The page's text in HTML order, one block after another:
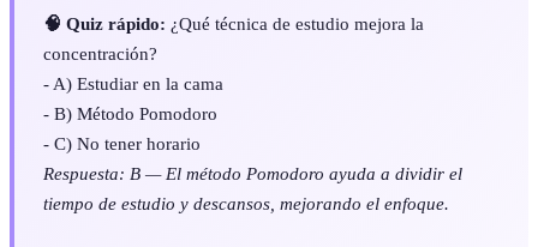
🧠 Quiz rápido: ¿Qué técnica de estudio mejora la
concentración?
- A) Estudiar en la cama
- B) Método Pomodoro
- C) No tener horario
Respuesta: B — El método Pomodoro ayuda a dividir el
tiempo de estudio y descansos, mejorando el enfoque.